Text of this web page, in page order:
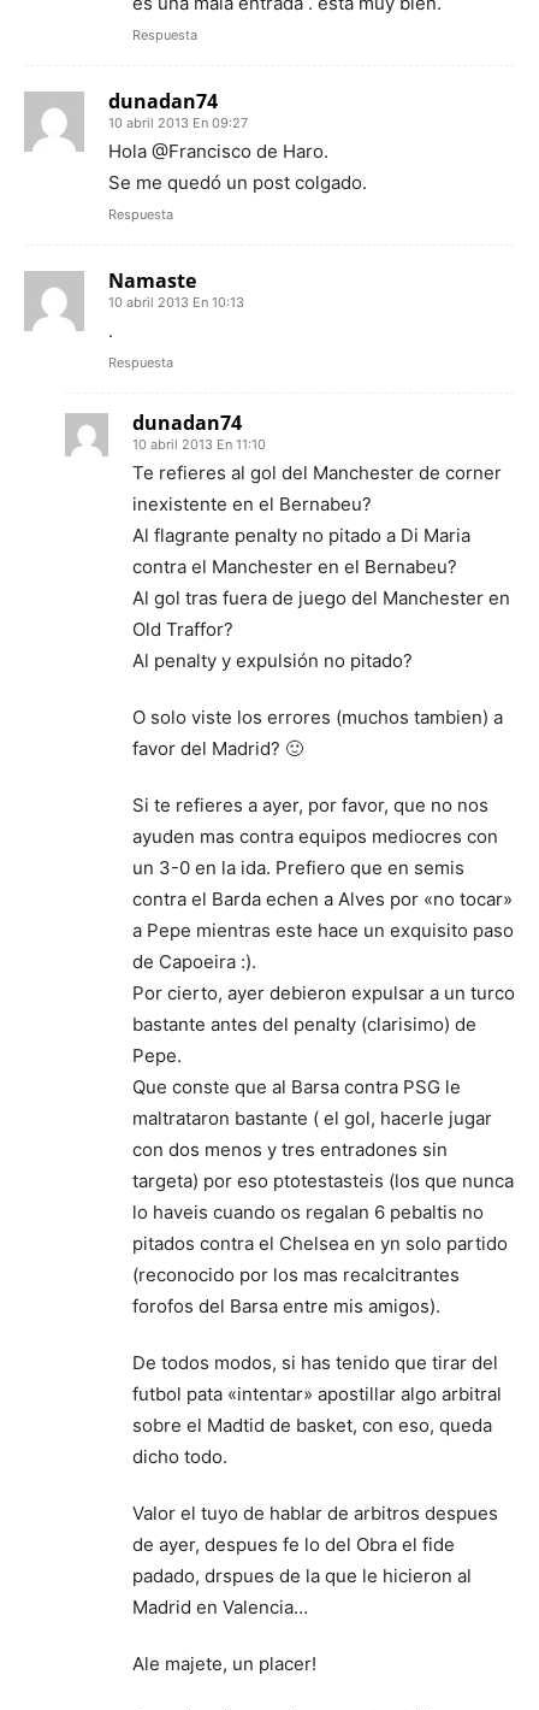
Respuesta
dunadan74
10 abril 2013 En 09:27
Hola @Francisco de Haro.
Se me quedó un post colgado.
Respuesta
Namaste
10 abril 2013 En 10:13
.
Respuesta
dunadan74
10 abril 2013 En 11:10
Te refieres al gol del Manchester de corner
inexistente en el Bernabeu?
Al flagrante penalty no pitado a Di Maria
contra el Manchester en el Bernabeu?
Al gol tras fuera de juego del Manchester en
Old Traffor?
Al penalty y expulsión no pitado?
O solo viste los errores (muchos tambien) a
favor del Madrid? 🙂
Si te refieres a ayer, por favor, que no nos
ayuden mas contra equipos mediocres con
un 3-0 en la ida. Prefiero que en semis
contra el Barda echen a Alves por «no tocar»
a Pepe mientras este hace un exquisito paso
de Capoeira :).
Por cierto, ayer debieron expulsar a un turco
bastante antes del penalty (clarisimo) de
Pepe.
Que conste que al Barsa contra PSG le
maltrataron bastante ( el gol, hacerle jugar
con dos menos y tres entradones sin
targeta) por eso ptotestasteis (los que nunca
lo haveis cuando os regalan 6 pebaltis no
pitados contra el Chelsea en yn solo partido
(reconocido por los mas recalcitrantes
forofos del Barsa entre mis amigos).
De todos modos, si has tenido que tirar del
futbol pata «intentar» apostillar algo arbitral
sobre el Madtid de basket, con eso, queda
dicho todo.
Valor el tuyo de hablar de arbitros despues
de ayer, despues fe lo del Obra el fide
padado, drspues de la que le hicieron al
Madrid en Valencia…
Ale majete, un placer!